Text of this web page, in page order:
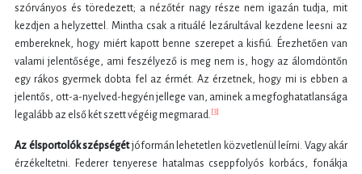
szórványos és töredezett; a nézőtér nagy része nem igazán tudja, mit
kezdjen a helyzettel. Mintha csak a rituálé lezárultával kezdene leesni az
embereknek, hogy miért kapott benne szerepet a kisfiú. Érezhetően van
valami jelentősége, ami feszélyező is meg nem is, hogy az álomdöntőn
egy rákos gyermek dobta fel az érmét. Az érzetnek, hogy mi is ebben a
jelentős, ott-a-nyelved-hegyén jellege van, aminek a megfoghatatlansága
legalább az első két szett végéig megmarad. [3]
Az élsportolók szépségétjóformán lehetetlen közvetlenül leírni. Vagy akár
érzékeltetni. Federer tenyerese hatalmas cseppfolyós korbács, fonákja